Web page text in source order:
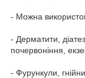
- Можна
- Дерматити,
почервоніння,
- Фурункули,